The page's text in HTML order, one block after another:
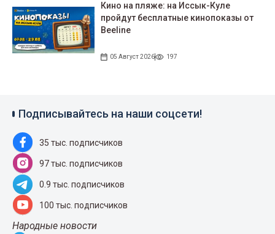
Кино на пляже: на Иссык-Куле
пройдут беcплатные кинопоказы от
Beeline
05 Август 2026 197
Подписывайтесь на наши соцсети!
35 тыс. подписчиков
97 тыс. подписчиков
0.9 тыс. подписчиков
100 тыс. подписчиков
Народные новости